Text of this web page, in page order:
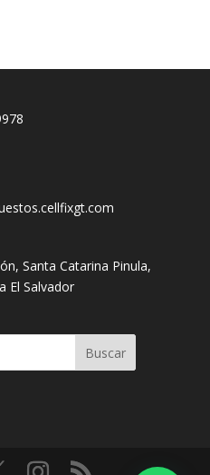
Santa Catarina Pinula,
El Salvador
Buscar